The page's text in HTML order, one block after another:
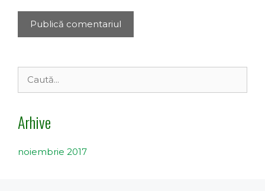
după:
Arhive
noiembrie 2017